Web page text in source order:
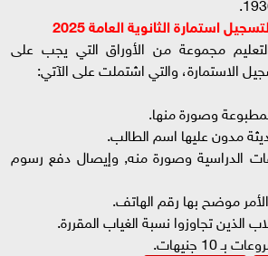
لتسجيلاستمارةالثانويةالعامة2025
مجموعة من الأوراق التي يجب على
الاستمارة، والتي اشتملت على الآتي:
وصورة منها.
الدراسية وصورة منه, وإيصال دفع رسوم
موضح بها رقم الهاتف.
الذين تجاوزوا نسبة الغياب المقررة.
جنيهات.